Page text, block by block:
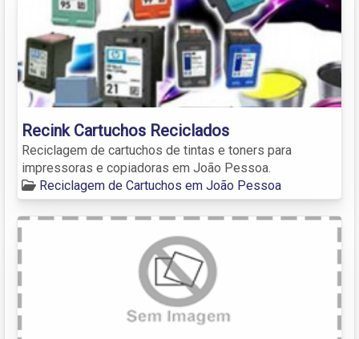
Recink Cartuchos Reciclados
Reciclagem de cartuchos de tintas e toners para
impressoras e copiadoras em João Pessoa.
Reciclagem de Cartuchos em João Pessoa